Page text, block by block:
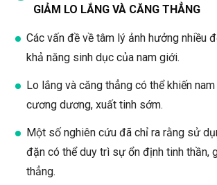
GIẢM LO LẮNG VÀ CĂNG THẲNG
Các vấn đề về tâm lý ảnh hưởng nhiều
khả năng sinh dục của nam giới.
Lo lắng và căng thẳng có thể khiến
cương dương, xuất tinh sớm.
Một số nghiên cứu đã chỉ ra rằng sử
đặn có thể duy trì sự ổn định tinh thần,
thẳng.